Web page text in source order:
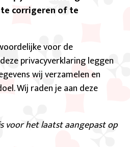
corrigeren of te
voor de
privacyverklaring leggen
wij verzamelen en
Wij raden je aan deze
voor het laatst aangepast op